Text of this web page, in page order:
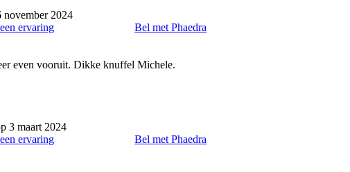
november 2024
ervaring
Bel met Phaedra
even vooruit. Dikke knuffel Michele.
3 maart 2024
ervaring
Bel met Phaedra